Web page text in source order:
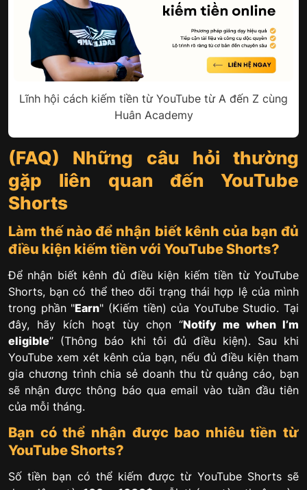
Lĩnh hội cách kiếm tiền từ YouTube từ A đến Z cùng
Huân Academy
(FAQ) Những câu hỏi thường
gặp liên quan đến YouTube
Shorts
Làm thế nào để nhận biết kênh của bạn đủ
điều kiện kiếm tiền với YouTube Shorts?
Để nhận biết kênh đủ điều kiện kiếm tiền từ YouTube
Shorts, bạn có thể theo dõi trạng thái hợp lệ của mình
trong phần "Earn" (Kiếm tiền) của YouTube Studio. Tại
đây, hãy kích hoạt tùy chọn “Notify me when I’m
eligible” (Thông báo khi tôi đủ điều kiện). Sau khi
YouTube xem xét kênh của bạn, nếu đủ điều kiện tham
gia chương trình chia sẻ doanh thu từ quảng cáo, bạn
sẽ nhận được thông báo qua email vào tuần đầu tiên
của mỗi tháng.
Bạn có thể nhận được bao nhiêu tiền từ
YouTube Shorts?
Số tiền bạn có thể kiếm được từ YouTube Shorts sẽ